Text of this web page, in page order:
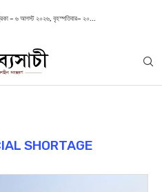
– ৬ আগস্ট ২০২৬, বৃহস্পতিবার– ২০...
SHORTAGE